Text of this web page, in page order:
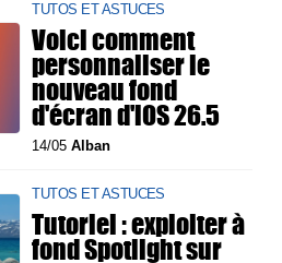
TUTOS ET ASTUCES
Voici comment
personnaliser le
nouveau fond
d'écran d'iOS 26.5
14/05Alban
TUTOS ET ASTUCES
Tutoriel : exploiter à
fond Spotlight sur